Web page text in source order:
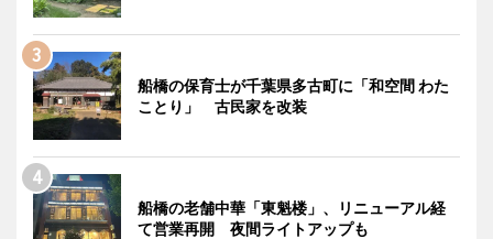
船橋の保育士が千葉県多古町に「和空間 わた
ことり」 古民家を改装
船橋の老舗中華「東魁楼」、リニューアル経
て営業再開 夜間ライトアップも